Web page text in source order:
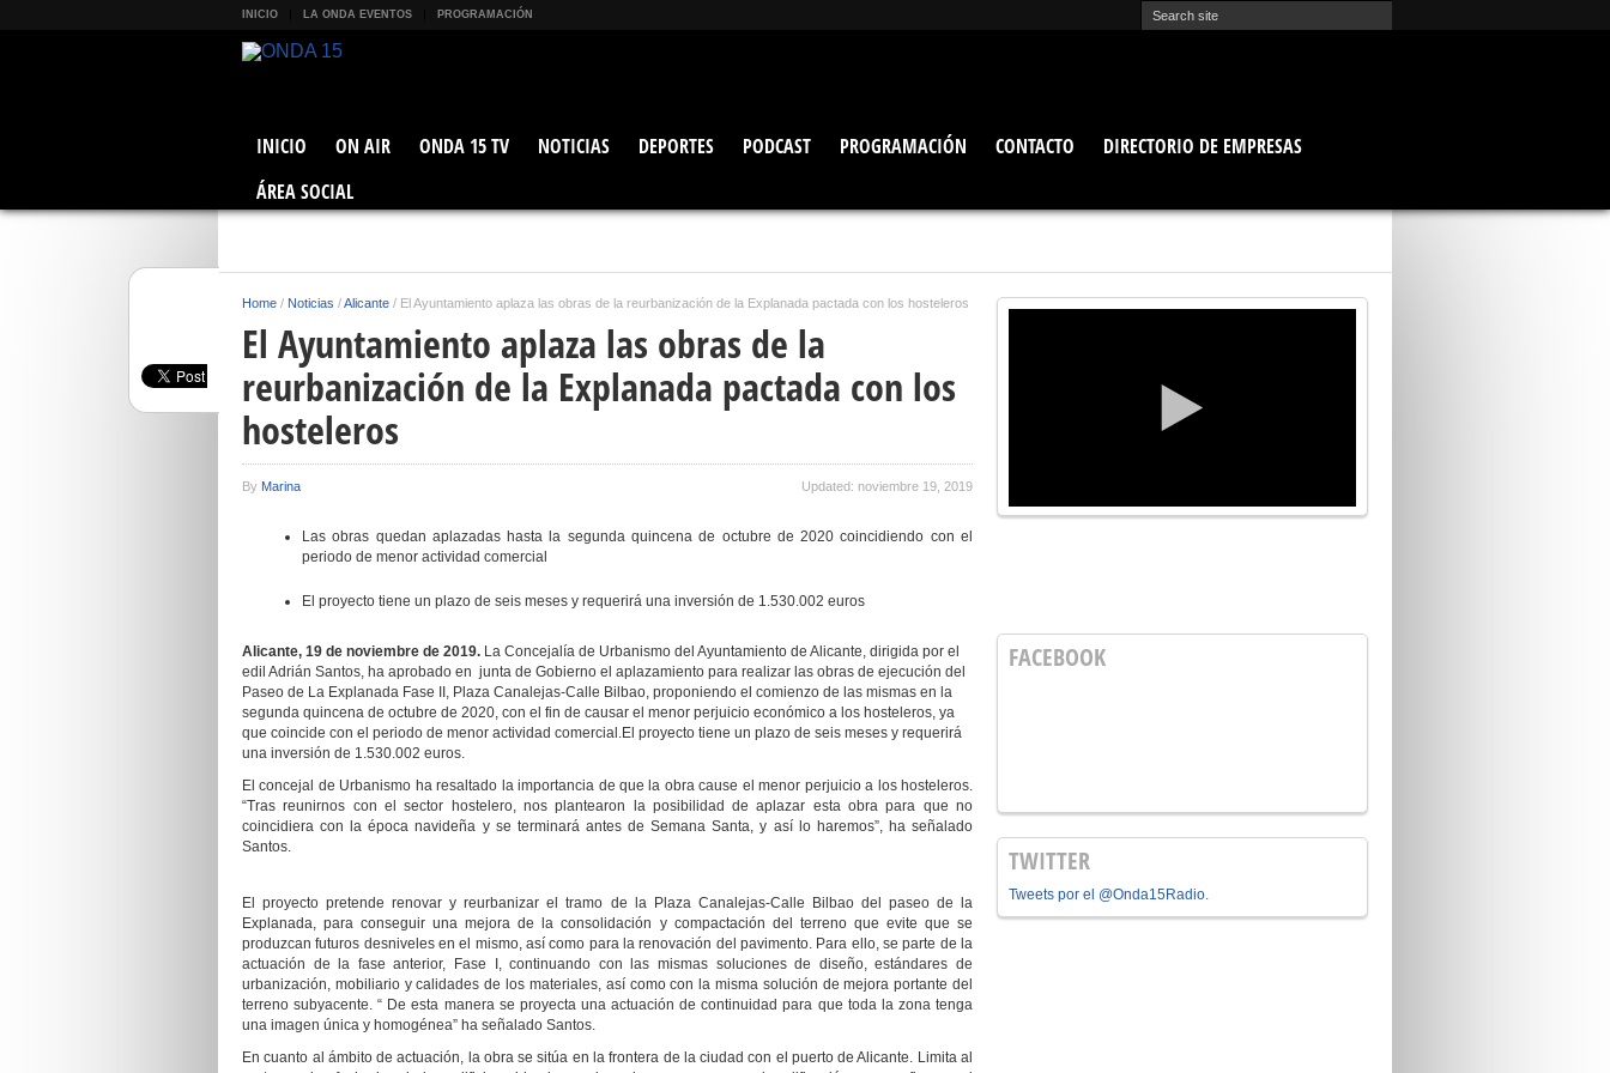
INICIO LA ONDA EVENTOS PROGRAMACIÓN
INICIO ON AIR ONDA 15 TV NOTICIAS DEPORTES PODCAST PROGRAMACIÓN CONTACTO
DIRECTORIO DE EMPRESAS
ÁREA SOCIAL
Home / Noticias /Alicante / El Ayuntamiento aplaza las obras de la reurbanización de la Explanada pactada con los hosteleros
El Ayuntamiento aplaza las obras de la
reurbanización de la Explanada pactada con los
hosteleros
By Marina Updated: noviembre 19, 2019
Las obras quedan aplazadas hasta la segunda quincena de octubre de 2020 coincidiendo con el
periodo de menor actividad comercial
El proyecto tiene un plazo de seis meses y requerirá una inversión de 1.530.002 euros
Alicante, 19 de noviem bre de 2019. La Concejalía de Urbanismo del Ayuntamiento de Alicante, dirigida por el
edil Adrián Santos, ha aprobado en junta de Gobierno e l aplazamiento para realizar las obras de ejecución del
Paseo de La Explanada Fase II, Plaza Canalejas-Calle Bilbao, proponiendo el comienzo de las mismas en la
segunda quincena de octubre de 2020, con el fin de causar el menor perjuicio económico a los hosteleros, ya
que coincide con el periodo de menor actividad comercial.El proyecto tiene un plazo de seis meses y requerirá
una inversión de 1.530.002 euros.
El concejal de Urbanismo ha resaltado la importancia de que la obra cause el menor perjuicio a los hosteleros.
“Tras reunirnos con el sector hostelero, nos plantearon la posibilidad de aplazar esta obra para que no
coincidiera con la época navideña y se terminará antes de Semana Santa, y así lo haremos”, ha señalado
Santos.
El proyecto pretende renovar y reurbanizar el tramo de la Plaza Canalejas-Calle Bilbao del paseo de la
Explanada, para conseguir una mejora de la consolidación y compactación del terreno que evite que se
produzcan futuros desniveles en el mismo, así como para la renovación del pavimento. Para ello, se parte de la
actuación de la fase anterior, Fase I, continuando con las mismas soluciones de diseño, estándares de
urbanización, mobiliario y calidades de los materiales, así como con la misma solución de mejora portante del
terreno subyacente. “ De esta manera se proyecta una actuación de continuidad para que toda la zona tenga
una imagen única y homogénea” ha señalado Santos.
En cuanto al ámbito de actuación, la obra se sitúa en la frontera de la ciudad con el puerto de Alicante. Limita al
FACEBOOK
TWITTER
Tweets por el @Onda15Radio.